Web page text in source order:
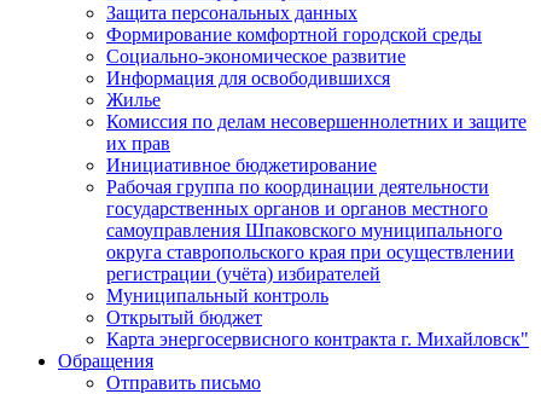
Защита персональных данных
Формирование комфортной городской среды
Социально-экономическое развитие
Информация для освободившихся
Жилье
Комиссия по делам несовершеннолетних и защите
их прав
Инициативное бюджетирование
Рабочая группа по координации деятельности
государственных органов и органов местного
самоуправления Шпаковского муниципального
округа ставропольского края при осуществлении
регистрации (учёта) избирателей
Муниципальный контроль
Открытый бюджет
Карта энергосервисного контракта г. Михайловск"
Обращения
Отправить письмо